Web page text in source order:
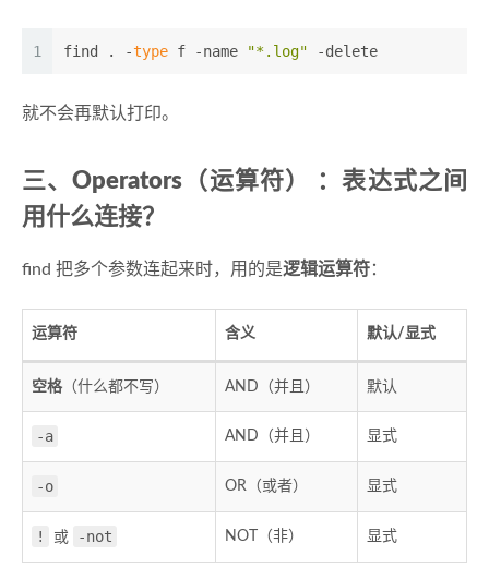
1 find . -type f -name "*.log" -delete
就不会再默认打印。
三、Operators （运算符） ：表达式之间
用什么连接？
find 把多个参数连起来时，用的是逻辑运算符：
运算符 含义 默认/显式
空格 （什么都不写） AND（并且） 默认
-a AND（并且） 显式
-o OR（或者） 显式
! 或 -not NOT（非） 显式